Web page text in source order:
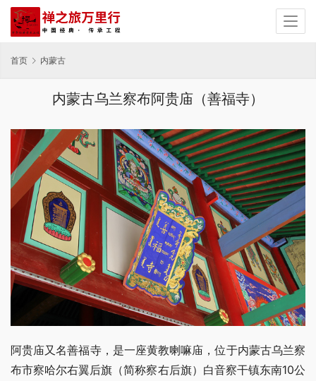
首页 内蒙古
内蒙古乌兰察布阿贵庙（善福寺）
阿贵庙又名善福寺，是一座黄教喇嘛庙，位于内蒙古乌兰察
布市察哈尔右翼后旗（简称察右后旗）白音察干镇东南10公